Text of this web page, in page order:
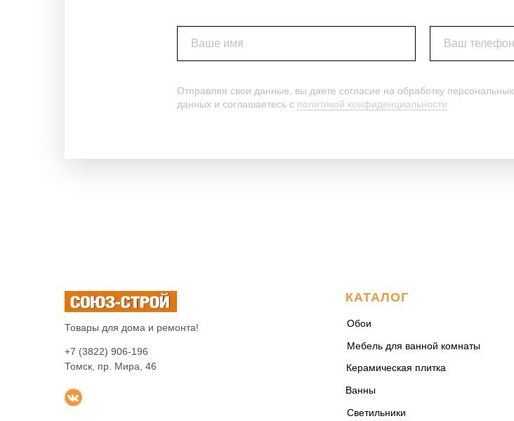
Ваше имя Ваш телефон
Отправляя свои данные, вы даете согласие на обработку персональных
данных и соглашаетесь c политикой конфиденциальности
КАТАЛОГ
Товары для дома и ремонта!
Обои
Мебель для ванной комнаты
+7 (3822) 906-196
Томск, пр. Мира, 46
Светильники
Керамическая плитка
Ванны